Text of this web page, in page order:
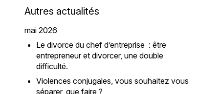
Autres actualités
mai 2026
Le divorce du chef d’entreprise : être
entrepreneur et divorcer, une double
difficulté.
Violences conjugales, vous souhaitez vous
séparer, que faire ?